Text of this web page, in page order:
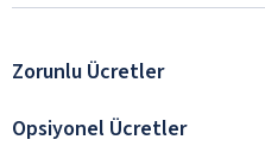
Zorunlu Ücretler
Opsiyonel Ücretler